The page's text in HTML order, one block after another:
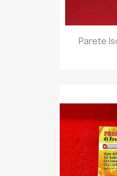
Parete